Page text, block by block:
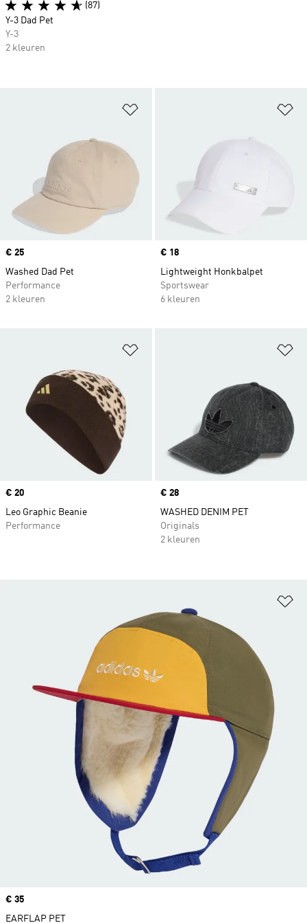
Price
€ 25
Washed Dad Pet
Performance
2 kleuren
Price
€ 18
Lightweight Honkbalpet
Sportswear
6 kleuren
Price
€ 20
Leo Graphic Beanie
Performance
Price
€ 28
WASHED DENIM PET
Originals
2 kleuren
(87)
Y-3 Dad Pet
Y-3
2 kleuren
Price
€ 35
EARFLAP PET